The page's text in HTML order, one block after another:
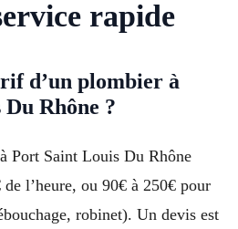
rapide
d’un plombier à
Rhône ?
Port Saint Louis Du Rhône
l’heure, ou 90€ à 250€ pour
robinet). Un devis est